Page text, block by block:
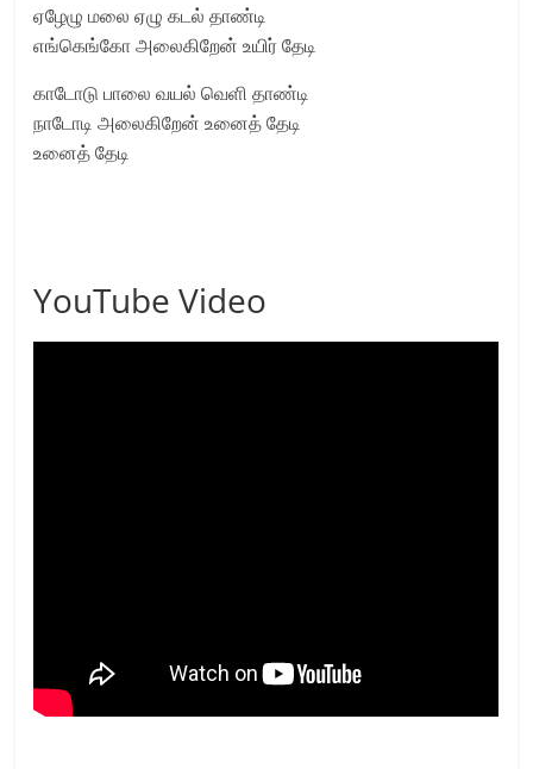
ஏழேழு மலை ஏழு கடல் தாண்டி
எங்கெங்கோ அலைகிறேன் உயிர் தேடி
காடோடு பாலை வயல் வெளி தாண்டி
நாடோடி அலைகிறேன் உனைத் தேடி
உனைத் தேடி
YouTube Video